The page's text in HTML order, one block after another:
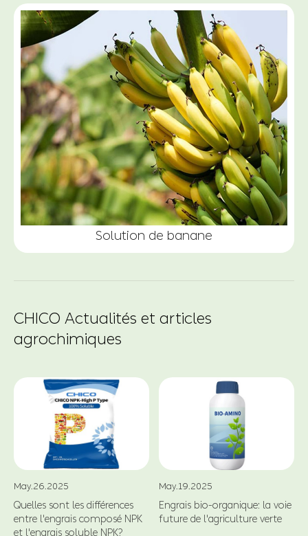
Solution de banane
CHICO Actualités et articles
agrochimiques
May.26.2025
Quelles sont les différences
entre l'engrais composé NPK
et l'engrais soluble NPK?
May.19.2025
Engrais bio-organique: la voie
future de l'agriculture verte